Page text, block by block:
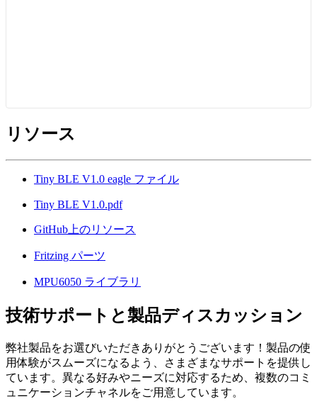
リソース
Tiny BLE V1.0 eagle ファイル
Tiny BLE V1.0.pdf
GitHub上のリソース
Fritzing パーツ
MPU6050 ライブラリ
技術サポートと製品ディスカッション
弊社製品をお選びいただきありがとうございます！製品の使
用体験がスムーズになるよう、さまざまなサポートを提供し
ています。異なる好みやニーズに対応するため、複数のコミ
ュニケーションチャネルをご用意しています。